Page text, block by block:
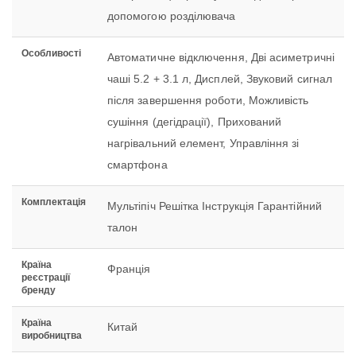
допомогою розділювача
Особливості
Автоматичне відключення, Дві асиметричні
чаші 5.2 + 3.1 л, Дисплей, Звуковий сигнал
після завершення роботи, Можливість
сушіння (дегідрації), Прихований
нагрівальний елемент, Управління зі
смартфона
Комплектація
Мультіпіч Решітка Інструкція Гарантійний
талон
Країна
реєстрації
бренду
Франція
Країна
виробництва
Китай